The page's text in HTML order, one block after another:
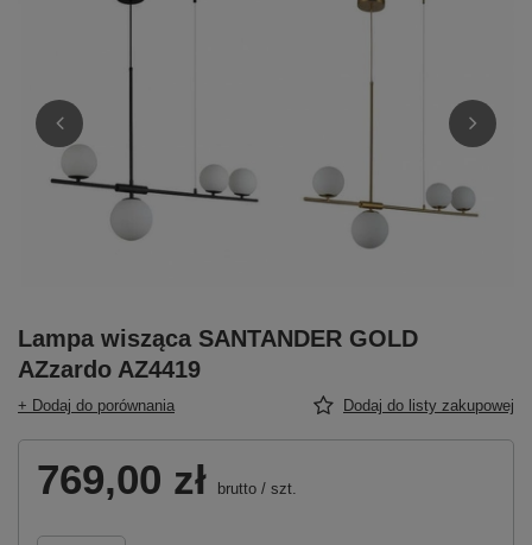
Lampa wisząca SANTANDER GOLD
AZzardo AZ4419
+ Dodaj do porównania Dodaj do listy zakupowej
769,00 zł brutto / szt.